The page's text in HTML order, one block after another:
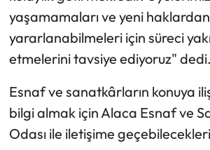
yaşamamaları ve yeni haklardan
yararlanabilmeleri için süreci
etmelerini tavsiye ediyoruz" dedi.
Esnaf ve sanatkârların konuya
bilgi almak için Alaca Esnaf ve
Odası ile iletişime
Yemek Tarifleri
Yerel Haberler